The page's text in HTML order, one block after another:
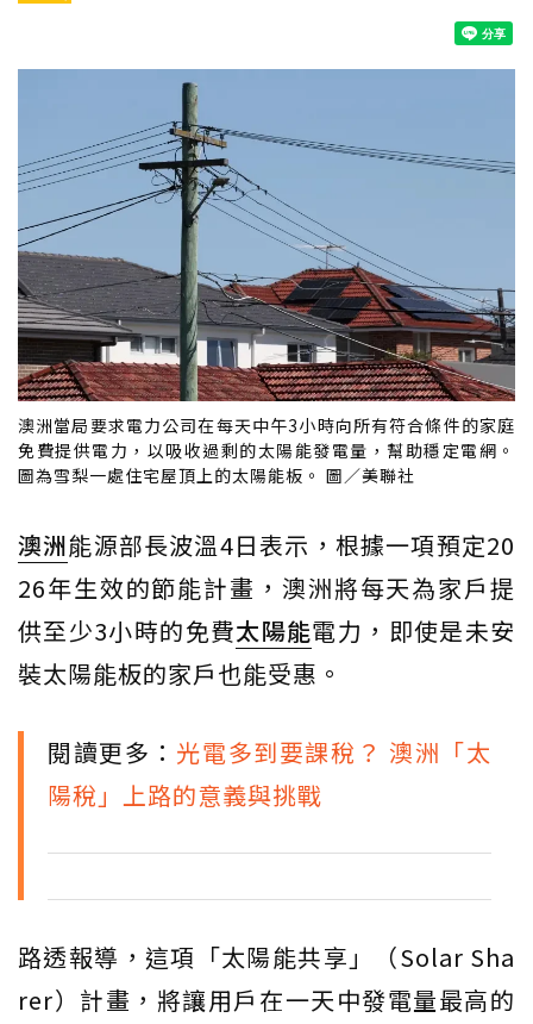
澳洲當局要求電力公司在每天中午3小時向所有符合條件的家庭
免費提供電力，以吸收過剩的太陽能發電量，幫助穩定電網。
圖為雪梨一處住宅屋頂上的太陽能板。 圖／美聯社
澳洲能源部長波溫4日表示，根據一項預定20
26年生效的節能計畫，澳洲將每天為家戶提
供至少3小時的免費太陽能電力，即使是未安
裝太陽能板的家戶也能受惠。
閱讀更多： 光電多到要課稅？ 澳洲「太
陽稅」上路的意義與挑戰
路透報導，這項「太陽能共享」（Solar Sha
rer）計畫，將讓用戶在一天中發電量最高的